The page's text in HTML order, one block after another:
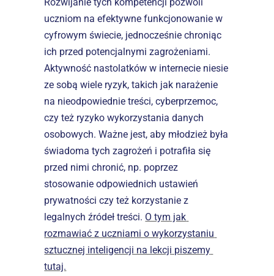
uczniom na efektywne funkcjonowanie w
cyfrowym świecie, jednocześnie chroniąc
ich przed potencjalnymi zagrożeniami.
Aktywność nastolatków w internecie niesie
ze sobą wiele ryzyk, takich jak narażenie
na nieodpowiednie treści, cyberprzemoc,
czy też ryzyko wykorzystania danych
osobowych. Ważne jest, aby młodzież była
świadoma tych zagrożeń i potrafiła się
przed nimi chronić, np. poprzez
stosowanie odpowiednich ustawień
prywatności czy też korzystanie z
legalnych źródeł treści. O tym jak
rozmawiać z uczniami o wykorzystaniu
sztucznej inteligencji na lekcji piszemy
tutaj.